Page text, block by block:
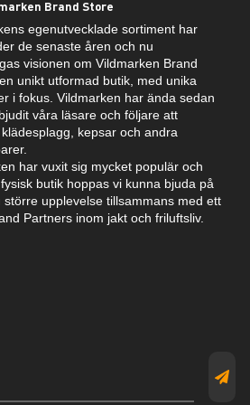
Brand Store
egenutvecklade sortiment har
de senaste åren och nu
visionen om Vildmarken Brand
unikt utformad butik, med unika
i fokus. Vildmarken har ända sedan
våra läsare och följare att
kepsar och andra
har vuxit sig mycket populär och
butik hoppas vi kunna bjuda på
större upplevelse tillsammans med ett
Partners inom jakt och friluftsliv.